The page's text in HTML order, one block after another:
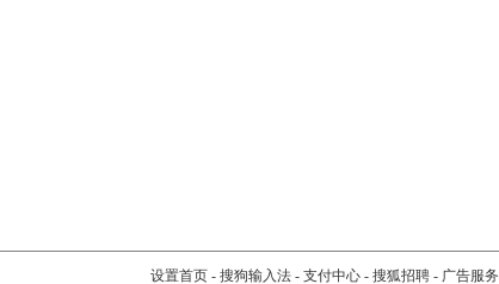
设置首页- 搜狗输入法- 支付中心- 搜狐招聘- 广告服务